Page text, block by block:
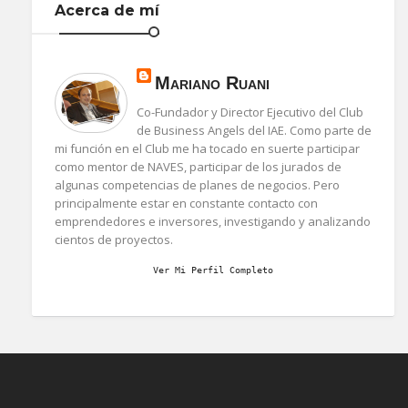
Acerca de mí
Mariano Ruani
Co-Fundador y Director Ejecutivo del Club
de Business Angels del IAE. Como parte de
mi función en el Club me ha tocado en suerte participar
como mentor de NAVES, participar de los jurados de
algunas competencias de planes de negocios. Pero
principalmente estar en constante contacto con
emprendedores e inversores, investigando y analizando
cientos de proyectos.
Ver Mi Perfil Completo